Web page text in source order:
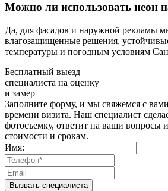
Можно ли использовать неон
Да, для фасадов и наружной рекламы
влагозащищенные решения,
температуры и погодным условиям
Бесплатный выезд
специалиста на оценку
и замер
Заполните форму, и мы свяжемся с
времени визита. Наш специалист
фотосъемку, ответит на ваши вопросы
стоимости и срокам.
Имя:
Вызвать специалиста